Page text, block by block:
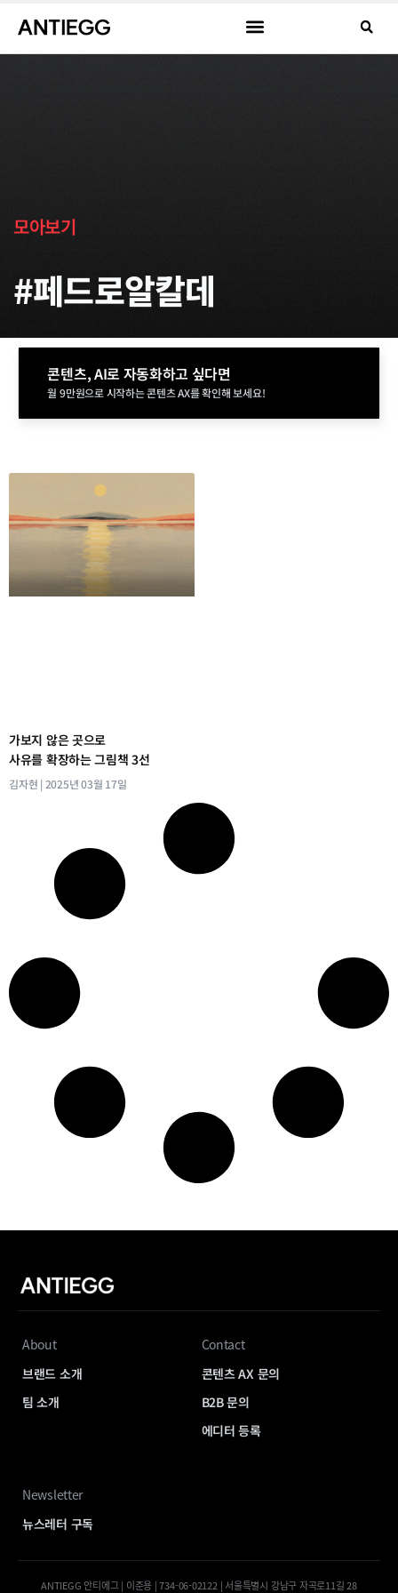
모아보기
#페드로알칼데
콘텐츠, AI로 자동화하고 싶다면
월 9만원으로 시작하는 콘텐츠 AX를 확인해 보세요!
가보지 않은 곳으로
사유를 확장하는 그림책 3선
김자현 2025년 03월 17일
About
브랜드 소개
팀 소개
Contact
콘텐츠 AX 문의
B2B 문의
에디터 등록
Newsletter
뉴스레터 구독
ANTIEGG 안티에그 | 이준용 | 734-06-02122 | 서울특별시 강남구 자곡로11길 28